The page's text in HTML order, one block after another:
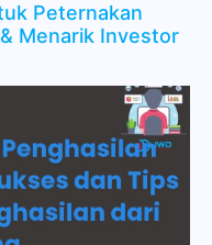
Peternakan
Menarik Investor